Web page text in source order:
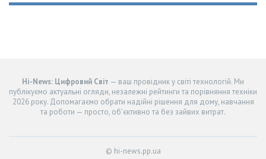
Hi-News: Цифровий Світ — ваш провідник у світі технологій. Ми
публікуємо актуальні огляди, незалежні рейтинги та порівняння техніки
2026 року. Допомагаємо обрати надійні рішення для дому, навчання
та роботи — просто, об’єктивно та без зайвих витрат.
© hi-news.pp.ua